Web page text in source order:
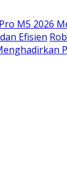
M5 2026
Efisien